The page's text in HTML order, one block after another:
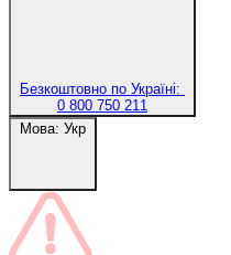
Безкоштовно по Україні:
0 800 750 211
Мова: Укр